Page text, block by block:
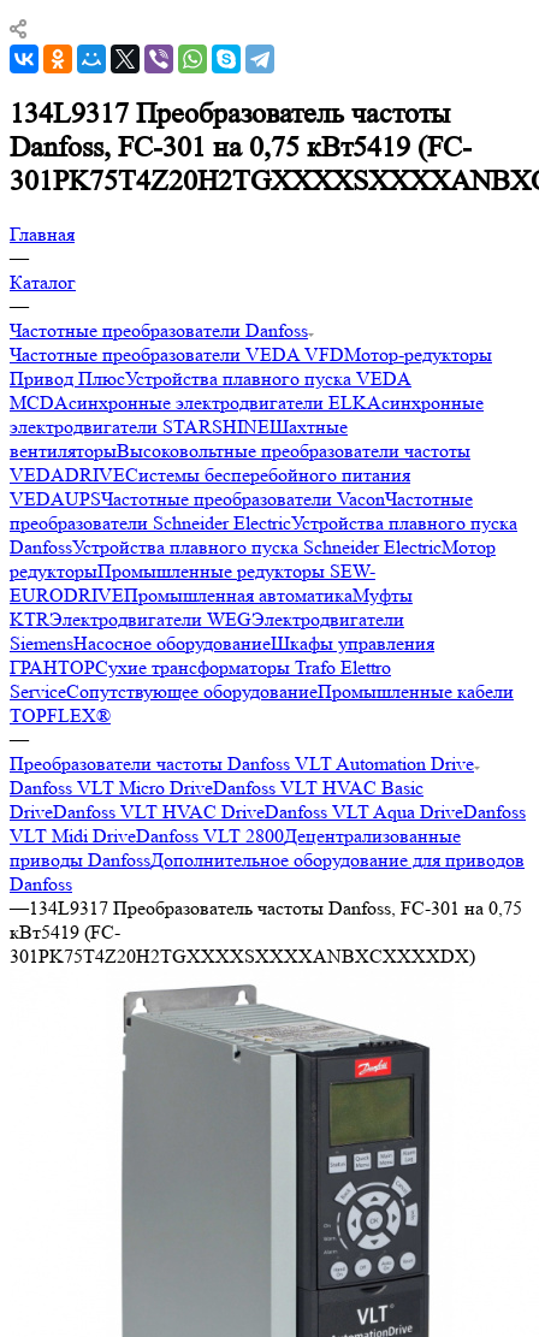
134L9317 Преобразователь частоты
Danfoss, FC-301 на 0,75 кВт5419 (FC-
Главная
—
Каталог
—
Частотные преобразователи Danfoss
Частотные преобразователи VEDA VFDМотор-редукторы
Привод ПлюсУстройства плавного пуска VEDA
MCDАсинхронные электродвигатели ELKАсинхронные
электродвигатели STARSHINEШахтные
вентиляторыВысоковольтные преобразователи частоты
VEDADRIVEСистемы бесперебойного питания
VEDAUPSЧастотные преобразователи VaconЧастотные
преобразователи Schneider ElectricУстройства плавного пуска
DanfossУстройства плавного пуска Schneider ElectricМотор
редукторыПромышленные редукторы SEW-
EURODRIVEПромышленная автоматикаМуфты
KTRЭлектродвигатели WEGЭлектродвигатели
SiemensНасосное оборудованиеШкафы управления
ГРАНТОРСухие трансформаторы Trafo Elettro
ServiceСопутствующее оборудованиеПромышленные кабели
TOPFLEX®
—
Преобразователи частоты Danfoss VLT Automation Drive
Danfoss VLT Micro DriveDanfoss VLT HVAC Basic
DriveDanfoss VLT HVAC DriveDanfoss VLT Aqua DriveDanfoss
VLT Midi DriveDanfoss VLT 2800Децентрализованные
приводы DanfossДополнительное оборудование для приводов
Danfoss
—134L9317 Преобразователь частоты Danfoss, FC-301 на 0,75
кВт5419 (FC-
301PK75T4Z20H2TGXXXXSXXXXANBXCXXXXDX)